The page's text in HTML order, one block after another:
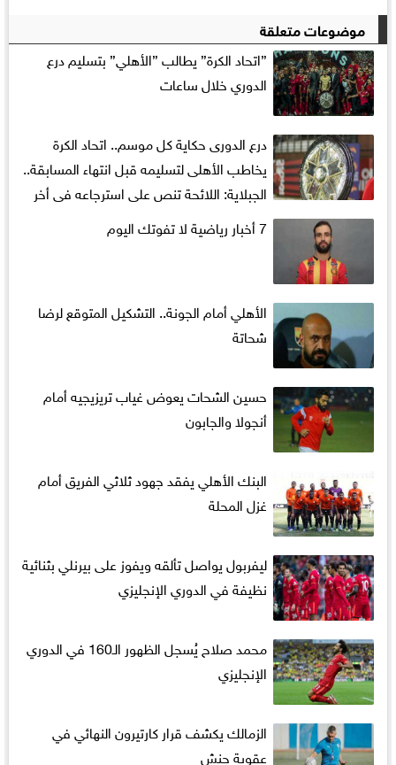
موضوعات متعلقة
”اتحاد الكرة” يطالب ”الأهلي” بتسليم درع
الدوري خلال ساعات
درع الدورى حكاية كل موسم.. اتحاد الكرة
يخاطب الأهلى لتسليمه قبل انتهاء المسابقة..
الجبلاية: اللائحة تنص على استرجاعه فى أخر
15يوما.. غموض مراسم التتويج لبطل النسخة الحالية.. واتجاه
لتسليمه باحتفالية خاصة
7 أخبار رياضية لا تفوتك اليوم
الأهلي أمام الجونة.. التشكيل المتوقع لرضا
شحاتة
حسين الشحات يعوض غياب تريزيجيه أمام
أنجولا والجابون
البنك الأهلي يفقد جهود ثلاثي الفريق أمام
غزل المحلة
ليفربول يواصل تألقه ويفوز على بيرنلي بثنائية
نظيفة في الدوري الإنجليزي
محمد صلاح يُسجل الظهور الـ160 في الدوري
الإنجليزي
الزمالك يكشف قرار كارتيرون النهائي في
عقوبة جنش